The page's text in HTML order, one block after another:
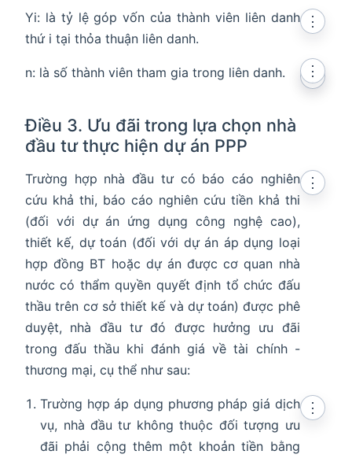
Yi: là tỷ lệ góp vốn của thành viên liên danh
thứ i tại thỏa thuận liên danh.
⋮
n: là số thành viên tham gia trong liên danh. ⋮
Điều 3. Ưu đãi trong lựa chọn nhà
đầu tư thực hiện dự án PPP
⋮
Trường hợp nhà đầu tư có báo cáo nghiên
cứu khả thi, báo cáo nghiên cứu tiền khả thi
(đối với dự án ứng dụng công nghệ cao),
thiết kế, dự toán (đối với dự án áp dụng loại
hợp đồng BT hoặc dự án được cơ quan nhà
nước có thẩm quyền quyết định tổ chức đấu
thầu trên cơ sở thiết kế và dự toán) được phê
duyệt, nhà đầu tư đó được hưởng ưu đãi
trong đấu thầu khi đánh giá về tài chính -
thương mại, cụ thể như sau:
⋮
Trường hợp áp dụng phương pháp giá dịch
vụ, nhà đầu tư không thuộc đối tượng ưu
đãi phải cộng thêm một khoản tiền bằng
⋮